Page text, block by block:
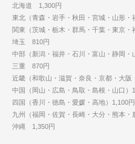
北海道 1,300円
東北（青森・岩手・秋田・宮城・山形・
関東（茨城・栃木・群馬・千葉・東京・
埼玉 810円
中部（新潟・福井・石川・富山・静岡・
三重 870円
近畿（和歌山・滋賀・奈良・京都・大阪
中国（岡山・広島・鳥取・島根・山口）
四国（香川・徳島・愛媛・高地）1,100円
九州（福岡・佐賀・長崎・大分・熊本・
沖縄 1,350円